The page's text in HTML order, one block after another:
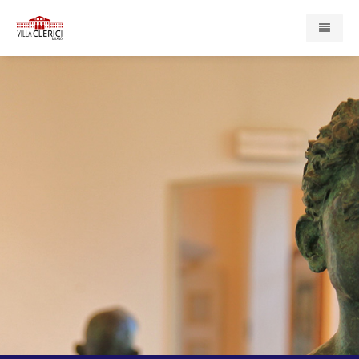
Casa di Redenzione Sociale Onlus
Centro Psicopedagogico